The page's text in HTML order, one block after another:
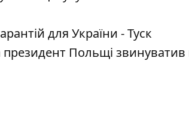
для України - Туск
президент Польщі